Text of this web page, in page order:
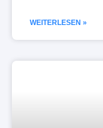
WEITERLESEN »